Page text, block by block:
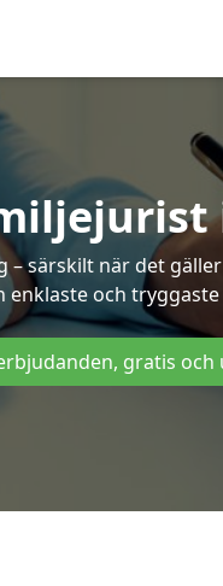
särskilt när det
och
gratis